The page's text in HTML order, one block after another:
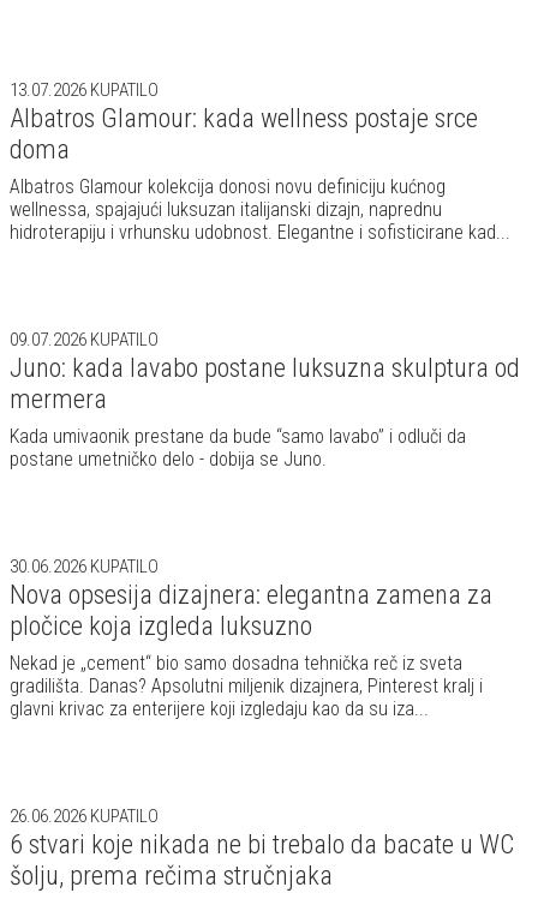
13.07.2026 KUPATILO
Albatros Glamour: kada wellness postaje srce
doma
Albatros Glamour kolekcija donosi novu definiciju kućnog
wellnessa, spajajući luksuzan italijanski dizajn, naprednu
hidroterapiju i vrhunsku udobnost. Elegantne i sofisticirane kad...
09.07.2026 KUPATILO
Juno: kada lavabo postane luksuzna skulptura od
mermera
Kada umivaonik prestane da bude “samo lavabo” i odluči da
postane umetničko delo - dobija se Juno.
30.06.2026 KUPATILO
Nova opsesija dizajnera: elegantna zamena za
pločice koja izgleda luksuzno
Nekad je „cement“ bio samo dosadna tehnička reč iz sveta
gradilišta. Danas? Apsolutni miljenik dizajnera, Pinterest kralj i
glavni krivac za enterijere koji izgledaju kao da su iza...
26.06.2026 KUPATILO
6 stvari koje nikada ne bi trebalo da bacate u WC
šolju, prema rečima stručnjaka